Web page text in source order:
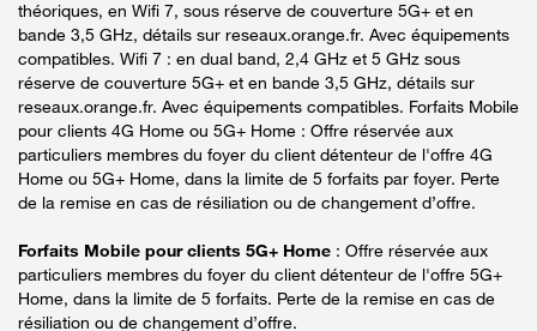
théoriques, en Wifi 7, sous réserve de couverture 5G+ et en
bande 3,5 GHz, détails sur reseaux.orange.fr. Avec équipements
compatibles. Wifi 7 : en dual band, 2,4 GHz et 5 GHz sous
réserve de couverture 5G+ et en bande 3,5 GHz, détails sur
reseaux.orange.fr. Avec équipements compatibles. Forfaits Mobile
pour clients 4G Home ou 5G+ Home : Offre réservée aux
particuliers membres du foyer du client détenteur de l'offre 4G
Home ou 5G+ Home, dans la limite de 5 forfaits par foyer. Perte
de la remise en cas de résiliation ou de changement d’offre.
Forfaits Mobile pour clients 5G+ Home : Offre réservée aux
particuliers membres du foyer du client détenteur de l'offre 5G+
Home, dans la limite de 5 forfaits. Perte de la remise en cas de
résiliation ou de changement d’offre.